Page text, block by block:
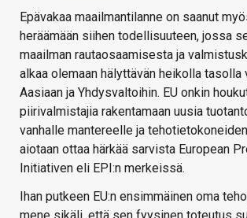
Epävakaa maailmantilanne on saanut
heräämään siihen todellisuuteen, jossa
maailman rautaosaamisesta ja
alkaa olemaan hälyttävän heikolla tasolla
Aasiaan ja Yhdysvaltoihin. EU onkin
piirivalmistajia rakentamaan uusia
vanhalle mantereelle ja
aiotaan ottaa härkää sarvista European
Initiativen eli EPI:n merkeissä.
Ihan putkeen EU:n ensimmäinen oma
mene sikäli, että sen fyysinen toteutus